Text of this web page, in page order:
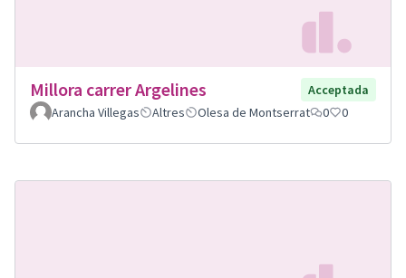
Millora carrer Argelines
Acceptada
Arancha Villegas
Altres Olesa de Montserrat 0 0